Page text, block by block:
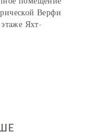
Верфи
Яхт-